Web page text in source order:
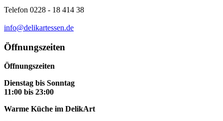
Telefon 0228 - 18 414 38
info@delikartessen.de
Öffnungszeiten
Öffnungszeiten
Dienstag bis Sonntag
11:00 bis 23:00
Warme Küche im DelikArt